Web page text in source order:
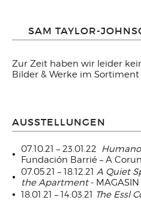
SAM TAYLOR-
Zur Zeit haben wir leider
Bilder & Werke im Sortiment
AUSSTELLUNGEN
07.10.21 – 23.01.22
Fundación Barrié – A
07.05.21 – 18.12.21 A Quiet
the Apartment-
18.01.21 – 14.03.21 The Essl